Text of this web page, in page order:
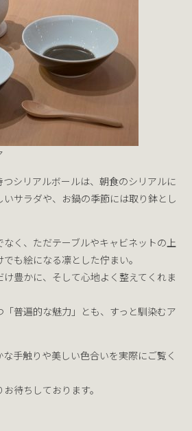
シリアルボールは、朝食のシリアルに
サラダや、お鍋の季節には取り鉢とし
く、ただテーブルやキャビネットの上
も絵になる凛とした佇まい。
豊かに、そして心地よく整えてくれま
普遍的な魅力」とも、すっと馴染むア
手触りや美しい色合いを実際にご覧く
待ちしております。